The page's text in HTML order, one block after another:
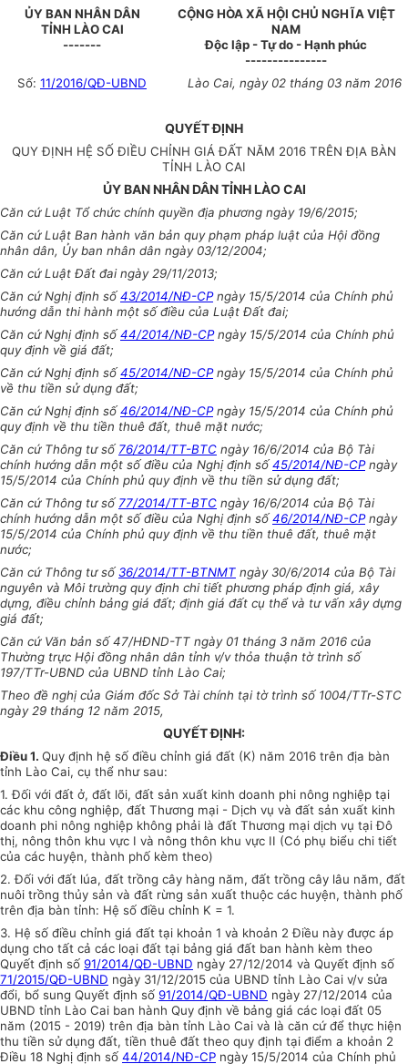
ỦY BAN NHÂN DÂN
TỈNH LÀO CAI
-------
CỘNG HÒA XÃ HỘI CHỦ NGHĨA VIỆT
NAM
Độc lập - Tự do - Hạnh phúc
---------------
Số: 11/2016/QĐ-UBND Lào Cai, ngày 02 tháng 03 năm 2016
QUYẾT ĐỊNH
QUY ĐỊNH HỆ SỐ ĐIỀU CHỈNH GIÁ ĐẤT NĂM 2016 TRÊN ĐỊA BÀN
TỈNH LÀO CAI
ỦY BAN NHÂN DÂN TỈNH LÀO CAI
Căn cứ Luật Tổ chức chính quyền địa phương ngày 19/6/2015;
Căn cứ Luật Ban hành văn bản quy phạm pháp luật của Hội đồng
nhân dân, Ủy ban nhân dân ngày 03/12/2004;
Căn cứ Luật Đất đai ngày 29/11/2013;
Căn cứ Nghị định số43/2014/NĐ-CPngày 15/5/2014 của Chính phủ
hướng dẫn thi hành một số điều của Luật Đất đai;
Căn cứ Nghị định số44/2014/NĐ-CPngày 15/5/2014 của Chính phủ
quy định về giá đất;
Căn cứ Nghị định số45/2014/NĐ-CPngày 15/5/2014 của Chính phủ
về thu tiền sử dụng đất;
Căn cứ Nghị định số46/2014/NĐ-CPngày 15/5/2014 của Chính phủ
quy định về thu tiền thuê đất, thuê mặt nước;
Căn cứ Thông tư số 76/2014/TT-BTC ngày 16/6/2014 của Bộ Tài
chính hướng dẫn một số điều của Nghị định số45/2014/NĐ-CPngày
15/5/2014 của Chính phủ quy định về thu tiền sử dụng đất;
Căn cứ Thông tư số 77/2014/TT-BTC ngày 16/6/2014 của Bộ Tài
chính hướng dẫn một số điều của Nghị định số46/2014/NĐ-CPngày
15/5/2014 của Chính phủ quy định về thu tiền thuê đất, thuê mặt
nước;
Căn cứ Thông tư số36/2014/TT-BTNMT ngày 30/6/2014 của Bộ Tài
nguyên và Môi trường quy định chi tiết phương pháp định giá, xây
dựng, điều chỉnh bảng giá đất; định giá đất cụ thể và tư vấn xây dựng
giá đất;
Căn cứ Văn bản số 47/HĐND-TT ngày 01 tháng 3 năm 2016 của
Thường trực Hội đồng nhân dân tỉnh v/v thỏa thuận tờ trình số
197/TTr-UBND của UBND tỉnh Lào Cai;
Theo đề nghị của Giám đốc Sở Tài chính tại tờ trình số 1004/TTr-STC
ngày 29 tháng 12 năm 2015,
QUYẾT ĐỊNH:
Điều 1. Quy định hệ số điều chỉnh giá đất (K) năm 2016 trên địa bàn
tỉnh Lào Cai, cụ thể như sau:
1. Đối với đất ở, đất lõi, đất sản xuất kinh doanh phi nông nghiệp tại
các khu công nghiệp, đất Thương mại - Dịch vụ và đất sản xuất kinh
doanh phi nông nghiệp không phải là đất Thương mại dịch vụ tại Đô
thị, nông thôn khu vực I và nông thôn khu vực II (Có phụ biểu chi tiết
của các huyện, thành phố kèm theo)
2. Đối với đất lúa, đất trồng cây hàng năm, đất trồng cây lâu năm, đất
nuôi trồng thủy sản và đất rừng sản xuất thuộc các huyện, thành phố
trên địa bàn tỉnh: Hệ số điều chỉnh K = 1.
3. Hệ số điều chỉnh giá đất tại khoản 1 và khoản 2 Điều này được áp
dụng cho tất cả các loại đất tại bảng giá đất ban hành kèm theo
Quyết định số 91/2014/QĐ-UBND ngày 27/12/2014 và Quyết định số
71/2015/QĐ-UBND ngày 31/12/2015 của UBND tỉnh Lào Cai v/v sửa
đổi, bổ sung Quyết định số 91/2014/QĐ-UBND ngày 27/12/2014 của
UBND tỉnh Lào Cai ban hành Quy định về bảng giá các loại đất 05
năm (2015 - 2019) trên địa bàn tỉnh Lào Cai và là căn cứ để thực hiện
thu tiền sử dụng đất, tiền thuê đất theo quy định tại điểm a khoản 2
Điều 18 Nghị định số 44/2014/NĐ-CP ngày 15/5/2014 của Chính phủ